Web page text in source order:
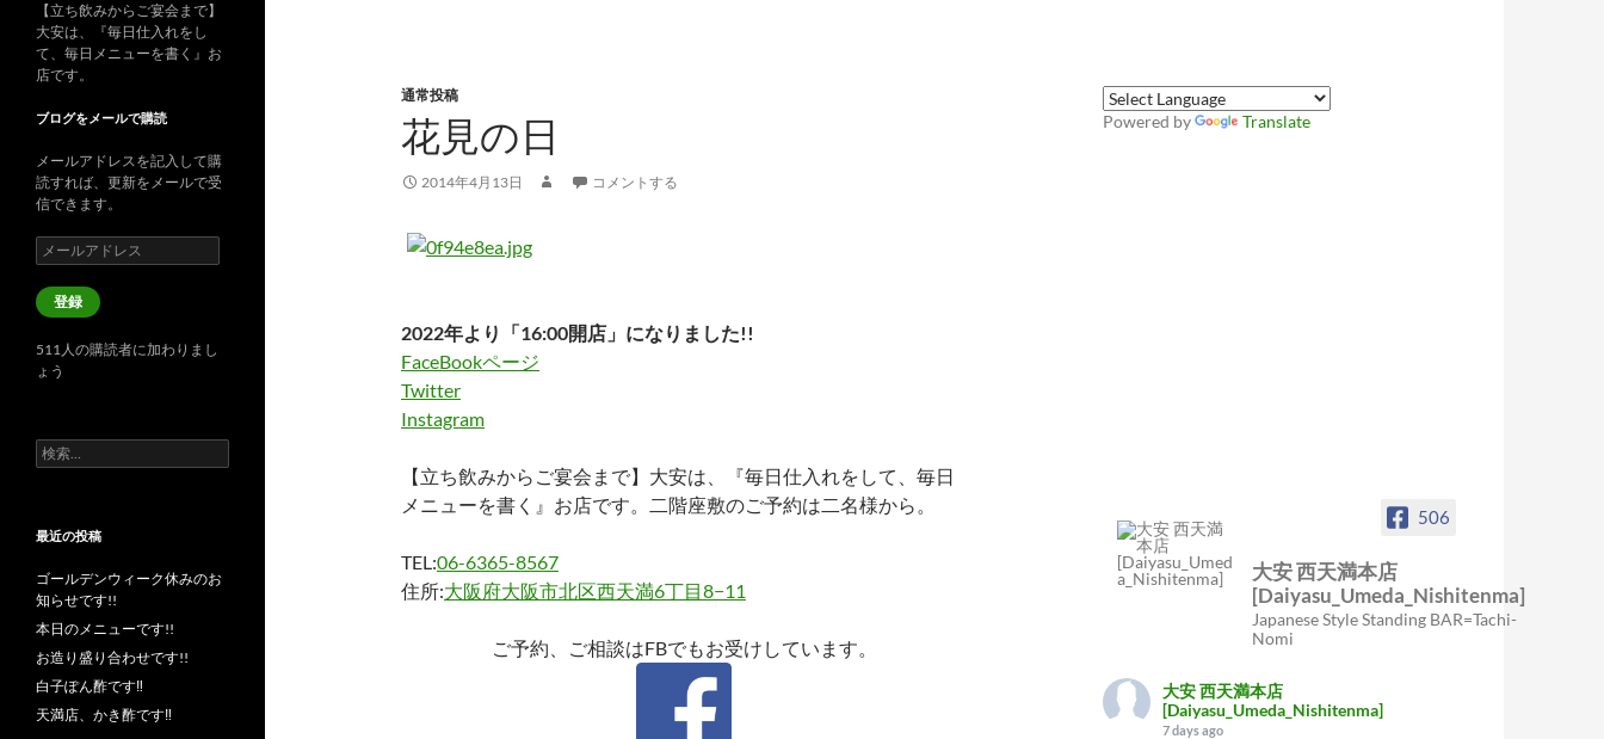
通常投稿
花見の日
2014年4月13日 コメントする
2022年より「16:00開店」になりました!!
FaceBookページ
Twitter
Instagram
【立ち飲みからご宴会まで】大安は、『毎日仕入れをして、毎日
メニューを書く』お店です。二階座敷のご予約は二名様から。
TEL:06-6365-8567
住所:大阪府大阪市北区西天満6丁目8−11
ご予約、ご相談はFBでもお受けしています。
Powered by Translate
506
大安 西天満本店
[Daiyasu_Umeda_Nishitenma]
Japanese Style Standing BAR=Tachi-
Nomi
大安 西天満本店
[Daiyasu_Umeda_Nishitenma]
7 days ago
【立ち飲みからご宴会まで】
大安は、『毎日仕入れをし
て、毎日メニューを書く』お
店です。
ブログをメールで購読
メールアドレスを記入して購
読すれば、更新をメールで受
信できます。
メ
ー
ル
ア
レ
ス
登録
511人の購読者に加わりまし
ょう
検
索:
最近の投稿
ゴールデンウィーク休みのお
知らせです!!
本日のメニューです!!
お造り盛り合わせです!!
白子ぽん酢です‼︎
天満店、かき酢です‼︎